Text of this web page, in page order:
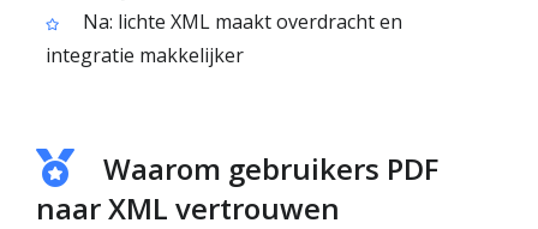
Na: lichte XML maakt overdracht en
integratie makkelijker
Waarom gebruikers PDF
naar XML vertrouwen